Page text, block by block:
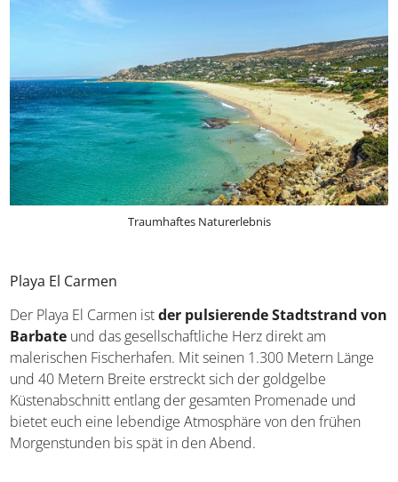
Traumhaftes Naturerlebnis
Playa El Carmen
Der Playa El Carmen istder pulsierende Stadtstrand von
Barbate und das gesellschaftliche Herz direkt am
malerischen Fischerhafen. Mit seinen 1.300 Metern Länge
und 40 Metern Breite erstreckt sich der goldgelbe
Küstenabschnitt entlang der gesamten Promenade und
bietet euch eine lebendige Atmosphäre von den frühen
Morgenstunden bis spät in den Abend.